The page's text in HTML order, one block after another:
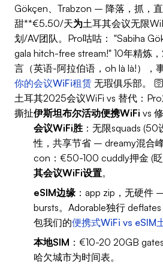
Gökçen、Trabzon – 降落，抓，直
甜**€5.50/天为土耳其会议无限
划/AV团队。Pro咕咕： "Sabiha
gala hitch-free stream!" 10年精炼
言（英语-阿拉伯语，oh là là!），
你的会议WiFi租赁 无瑕俱乐部。
土耳其2025会议WiFi vs 替代：
撕扯伊斯坦布尔活动便携WiFi vs
会议WiFi胜：无限squads (50
性，共享节省 – dreamy混合
con：€50-100 cuddly押金 (
其会议WiFi设置。
eSIM边缘 ：app zip，无硬件
bursts。Adorable独行
包我们的便携式WiFi vs eSIM
本地SIM ：€10-20 20GB
哈欠城市为时间表。